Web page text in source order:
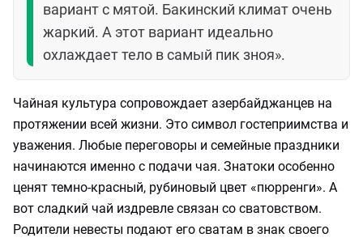
вариант с мятой. Бакинский климат очень
жаркий. А этот вариант идеально
охлаждает тело в самый пик зноя».
Чайная культура сопровождает азербайджанцев на
протяжении всей жизни. Это символ гостеприимства и
уважения. Любые переговоры и семейные праздники
начинаются именно с подачи чая. Знатоки особенно
ценят темно-красный, рубиновый цвет «пюрренги». А
вот сладкий чай издревле связан со сватовством.
Родители невесты подают его сватам в знак своего